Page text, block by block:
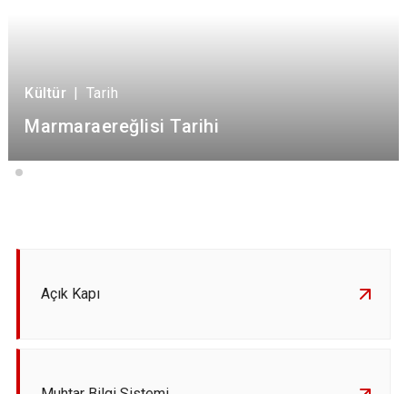
Kültür | Tarih
Marmaraereğlisi Tarihi
Açık Kapı